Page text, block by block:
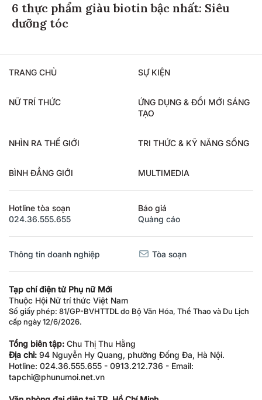
6 thực phẩm giàu biotin bậc nhất: Siêu
dưỡng tóc
TRANG CHỦ SỰ KIỆN
NỮ TRÍ THỨC
ỨNG DỤNG & ĐỔI MỚI SÁNG
TẠO
NHÌN RA THẾ GIỚI TRI THỨC & KỸ NĂNG SỐNG
BÌNH ĐẲNG GIỚI MULTIMEDIA
Hotline tòa soạn
024.36.555.655
Báo giá
Quảng cáo
Thông tin doanh nghiệp Tòa soạn
Tạp chí điện tử Phụ nữ Mới
Thuộc Hội Nữ trí thức Việt Nam
Số giấy phép: 81/GP-BVHTTDL do Bộ Văn Hóa, Thể Thao và Du Lịch
cấp ngày 12/6/2026.
Tổng biên tập: Chu Thị Thu Hằng
Địa chỉ: 94 Nguyễn Hy Quang, phường Đống Đa, Hà Nội.
Hotline: 024.36.555.655 - 0913.212.736 - Email:
tapchi@phunumoi.net.vn
Văn phòng đại diện tại TP. Hồ Chí Minh